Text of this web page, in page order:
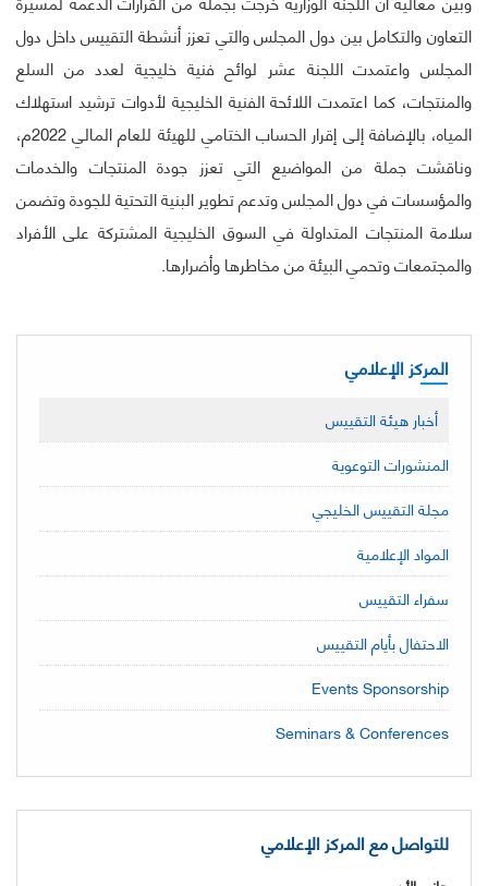
التعاون والتكامل بين دول المجلس والتي تعزز أنشطة التقييس داخل دول
المجلس واعتمدت اللجنة عشر لوائح فنية خليجية لعدد من السلع
والمنتجات، كما اعتمدت اللائحة الفنية الخليجية لأدوات ترشيد استهلاك
المياه، بالإضافة إلى إقرار الحساب الختامي للهيئة للعام المالي 2022م،
وناقشت جملة من المواضيع التي تعزز جودة المنتجات والخدمات
والمؤسسات في دول المجلس وتدعم تطوير البنية التحتية للجودة وتضمن
سلامة المنتجات المتداولة في السوق الخليجية المشتركة على الأفراد
والمجتمعات وتحمي البيئة من مخاطرها وأضرارها.
المركز الإعلامي
أخبار هيئة التقييس
المنشورات التوعوية
مجلة التقييس الخليجي
المواد الإعلامية
سفراء التقييس
الاحتفال بأيام التقييس
Events Sponsorship
Seminars & Conferences
للتواصل مع المركز الإعلامي